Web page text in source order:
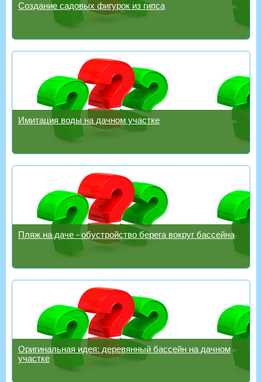
Создание садовых фигурок из гипса
Имитация воды на дачном участке
Пляж на даче - обустройство берега вокруг бассейна
Оригинальная идея: деревянный бассейн на дачном
участке